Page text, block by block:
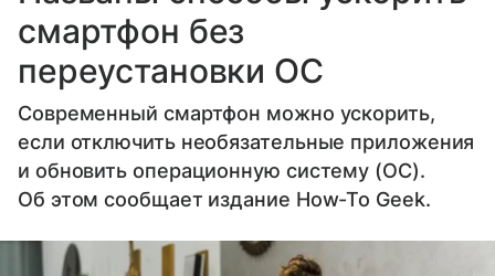
смартфон без
переустановки ОС
Современный смартфон можно ускорить,
если отключить необязательные приложения
и обновить операционную систему (ОС).
Об этом сообщает издание How-To Geek.